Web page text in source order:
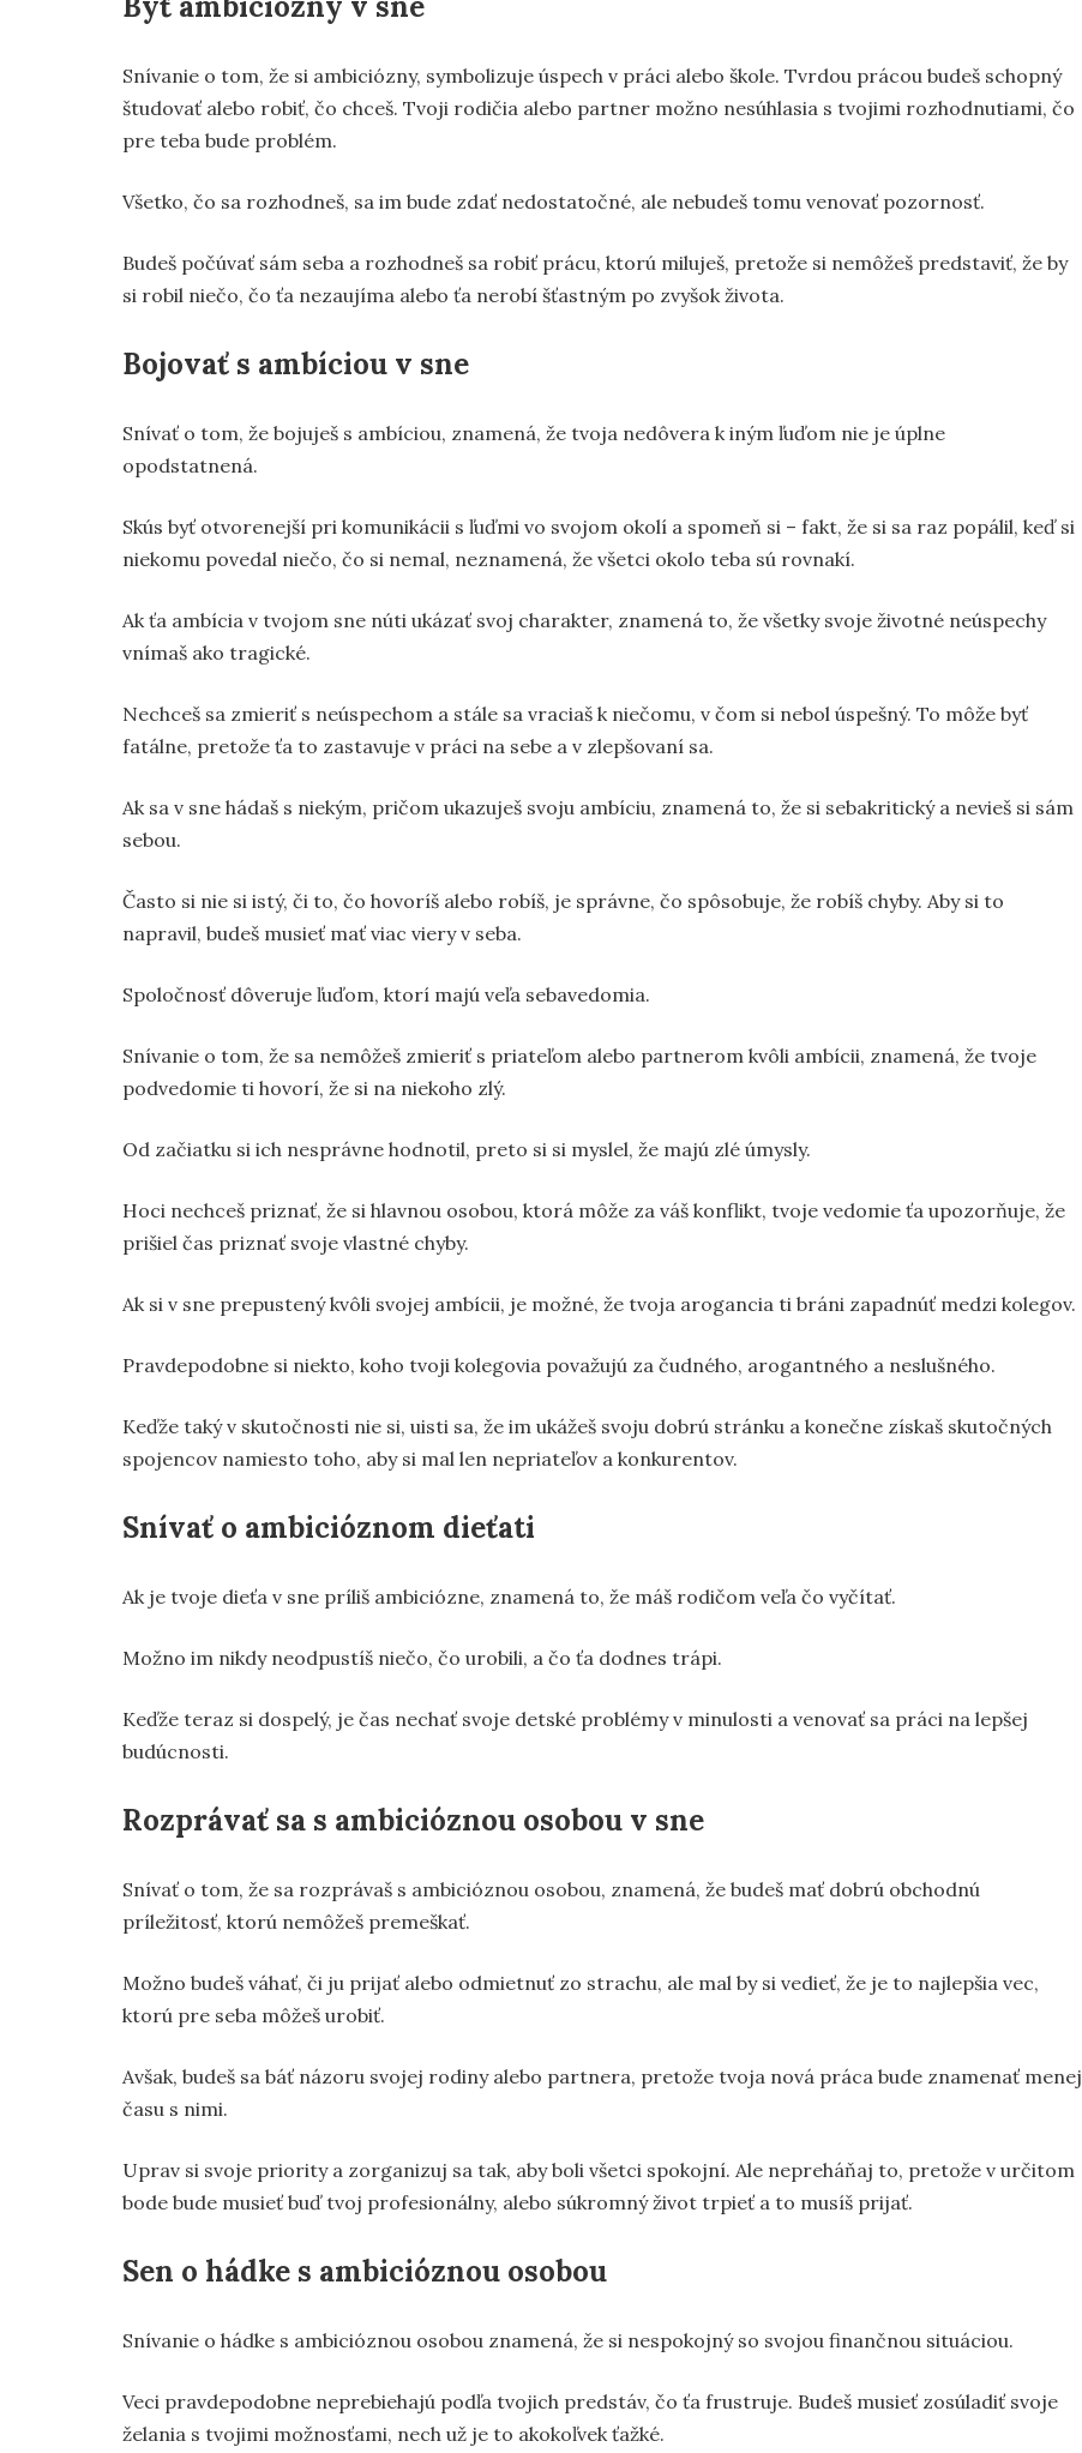
Snívanie o tom, že si ambiciózny, symbolizuje úspech v práci alebo škole. Tvrdou prácou budeš schopný
študovať alebo robiť, čo chceš. Tvoji rodičia alebo partner možno nesúhlasia s tvojimi rozhodnutiami, čo
pre teba bude problém.
Všetko, čo sa rozhodneš, sa im bude zdať nedostatočné, ale nebudeš tomu venovať pozornosť.
Budeš počúvať sám seba a rozhodneš sa robiť prácu, ktorú miluješ, pretože si nemôžeš predstaviť, že by
si robil niečo, čo ťa nezaujíma alebo ťa nerobí šťastným po zvyšok života.
Bojovať s ambíciou v sne
Snívať o tom, že bojuješ s ambíciou, znamená, že tvoja nedôvera k iným ľuďom nie je úplne
opodstatnená.
Skús byť otvorenejší pri komunikácii s ľuďmi vo svojom okolí a spomeň si – fakt, že si sa raz popálil, keď si
niekomu povedal niečo, čo si nemal, neznamená, že všetci okolo teba sú rovnakí.
Ak ťa ambícia v tvojom sne núti ukázať svoj charakter, znamená to, že všetky svoje životné neúspechy
vnímaš ako tragické.
Nechceš sa zmieriť s neúspechom a stále sa vraciaš k niečomu, v čom si nebol úspešný. To môže byť
fatálne, pretože ťa to zastavuje v práci na sebe a v zlepšovaní sa.
Ak sa v sne hádaš s niekým, pričom ukazuješ svoju ambíciu, znamená to, že si sebakritický a nevieš si sám
sebou.
Často si nie si istý, či to, čo hovoríš alebo robíš, je správne, čo spôsobuje, že robíš chyby. Aby si to
napravil, budeš musieť mať viac viery v seba.
Spoločnosť dôveruje ľuďom, ktorí majú veľa sebavedomia.
Snívanie o tom, že sa nemôžeš zmieriť s priateľom alebo partnerom kvôli ambícii, znamená, že tvoje
podvedomie ti hovorí, že si na niekoho zlý.
Od začiatku si ich nesprávne hodnotil, preto si si myslel, že majú zlé úmysly.
Hoci nechceš priznať, že si hlavnou osobou, ktorá môže za váš konflikt, tvoje vedomie ťa upozorňuje, že
prišiel čas priznať svoje vlastné chyby.
Ak si v sne prepustený kvôli svojej ambícii, je možné, že tvoja arogancia ti bráni zapadnúť medzi kolegov.
Pravdepodobne si niekto, koho tvoji kolegovia považujú za čudného, arogantného a neslušného.
Keďže taký v skutočnosti nie si, uisti sa, že im ukážeš svoju dobrú stránku a konečne získaš skutočných
spojencov namiesto toho, aby si mal len nepriateľov a konkurentov.
Snívať o ambicióznom dieťati
Ak je tvoje dieťa v sne príliš ambiciózne, znamená to, že máš rodičom veľa čo vyčítať.
Možno im nikdy neodpustíš niečo, čo urobili, a čo ťa dodnes trápi.
Keďže teraz si dospelý, je čas nechať svoje detské problémy v minulosti a venovať sa práci na lepšej
budúcnosti.
Rozprávať sa s ambicióznou osobou v sne
Snívať o tom, že sa rozprávaš s ambicióznou osobou, znamená, že budeš mať dobrú obchodnú
príležitosť, ktorú nemôžeš premeškať.
Možno budeš váhať, či ju prijať alebo odmietnuť zo strachu, ale mal by si vedieť, že je to najlepšia vec,
ktorú pre seba môžeš urobiť.
Avšak, budeš sa báť názoru svojej rodiny alebo partnera, pretože tvoja nová práca bude znamenať menej
času s nimi.
Uprav si svoje priority a zorganizuj sa tak, aby boli všetci spokojní. Ale nepreháňaj to, pretože v určitom
bode bude musieť buď tvoj profesionálny, alebo súkromný život trpieť a to musíš prijať.
Sen o hádke s ambicióznou osobou
Snívanie o hádke s ambicióznou osobou znamená, že si nespokojný so svojou finančnou situáciou.
Veci pravdepodobne neprebiehajú podľa tvojich predstáv, čo ťa frustruje. Budeš musieť zosúladiť svoje
želania s tvojimi možnosťami, nech už je to akokoľvek ťažké.